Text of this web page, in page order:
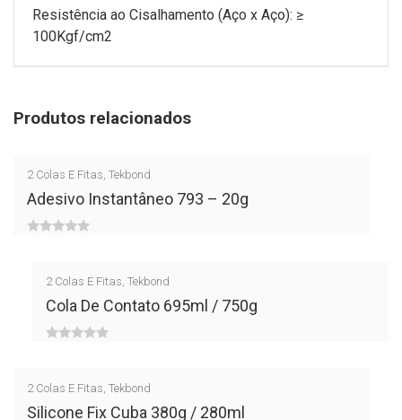
Resistência ao Cisalhamento (Aço x Aço): ≥
100Kgf/cm2
Produtos relacionados
2 Colas E Fitas, Tekbond
Adesivo Instantâneo 793 – 20g
2 Colas E Fitas, Tekbond
Cola De Contato 695ml / 750g
2 Colas E Fitas, Tekbond
Silicone Fix Cuba 380g / 280ml